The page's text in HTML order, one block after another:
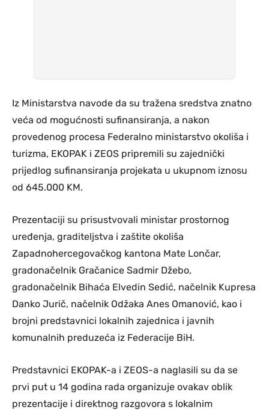
Iz Ministarstva navode da su tražena sredstva znatno
veća od mogućnosti sufinansiranja, a nakon
provedenog procesa Federalno ministarstvo okoliša i
turizma, EKOPAK i ZEOS pripremili su zajednički
prijedlog sufinansiranja projekata u ukupnom iznosu
od 645.000 KM.
Prezentaciji su prisustvovali ministar prostornog
uređenja, graditeljstva i zaštite okoliša
Zapadnohercegovačkog kantona Mate Lončar,
gradonačelnik Gračanice Sadmir Džebo,
gradonačelnik Bihaća Elvedin Sedić, načelnik Kupresa
Danko Jurič, načelnik Odžaka Anes Omanović, kao i
brojni predstavnici lokalnih zajednica i javnih
komunalnih preduzeća iz Federacije BiH.
Predstavnici EKOPAK-a i ZEOS-a naglasili su da se
prvi put u 14 godina rada organizuje ovakav oblik
prezentacije i direktnog razgovora s lokalnim